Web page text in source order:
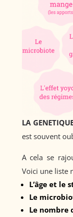
LA
est souvent
A cela se
Voici une liste
L’âge et le
Le
Le nombre